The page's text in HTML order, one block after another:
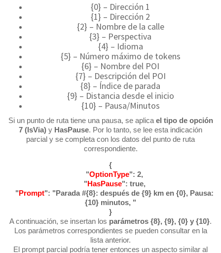
{0} – Dirección 1
{1} – Dirección 2
{2} – Nombre de la calle
{3} – Perspectiva
{4} – Idioma
{5} – Número máximo de tokens
{6} – Nombre del POI
{7} – Descripción del POI
{8} – Índice de parada
{9} – Distancia desde el inicio
{10} – Pausa/Minutos
Si un punto de ruta tiene una pausa, se aplica el tipo de opción
7 (IsVia) y HasPause. Por lo tanto, se lee esta indicación
parcial y se completa con los datos del punto de ruta
correspondiente.
{
"OptionType": 2,
"HasPause": true,
"Prompt": "Parada #{8}: después de {9} km en {0}, Pausa:
{10} minutos, "
}
A continuación, se insertan los parámetros {8}, {9}, {0} y {10}.
Los parámetros correspondientes se pueden consultar en la
lista anterior.
El prompt parcial podría tener entonces un aspecto similar al